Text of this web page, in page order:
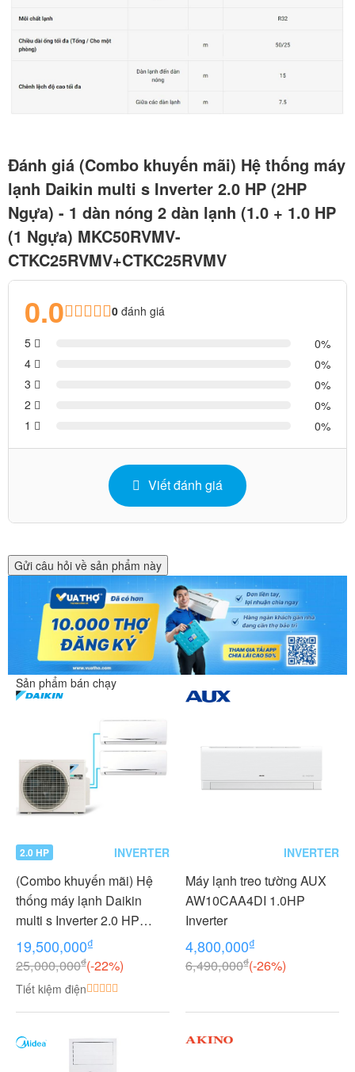
Đánh giá (Combo khuyến mãi) Hệ thống máy
lạnh Daikin multi s Inverter 2.0 HP (2HP
Ngựa) - 1 dàn nóng 2 dàn lạnh (1.0 + 1.0 HP
(1 Ngựa) MKC50RVMV-
CTKC25RVMV+CTKC25RVMV
0.0 0 đánh giá
5
0
4
0
3
0
2
0
1
0
Viết đánh giá
Gửi câu hỏi về sản phẩm này
Sản phẩm bán chạy
2.0 HP INVERTER
(Combo khuyến mãi) Hệ
thống máy lạnh Daikin
multi s Inverter 2.0 HP
(2HP Ngựa) - 1 dàn nóng 2
dàn lạnh (1.0 + 1.0 HP (1
Ngựa) MKC50RVMV-
CTKC25RVMV+CTKC25R
19,500,000₫
25,000,000₫(-22%)
Tiết kiệm điện
INVERTER
Máy lạnh treo tường AUX
AW10CAA4DI 1.0HP
Inverter
4,800,000₫
6,490,000₫(-26%)